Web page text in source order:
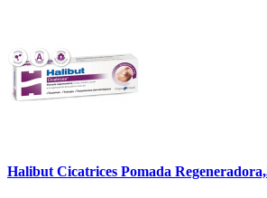
Halibut Cicatrices Pomada